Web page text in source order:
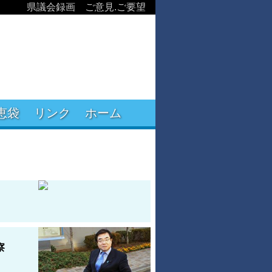
ご意見.ご要望
県議会録画
袋 リンク ホーム